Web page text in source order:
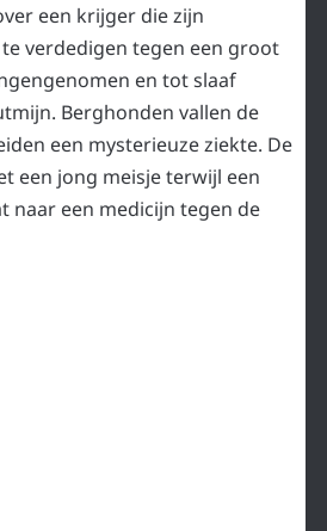
een krijger die zijn
verdedigen tegen een groot
en tot slaaf
Berghonden vallen de
een mysterieuze ziekte. De
een jong meisje terwijl een
naar een medicijn tegen de